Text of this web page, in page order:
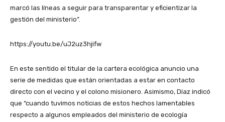
marcó las líneas a seguir para transparentar y eficientizar la
gestión del ministerio”.
https://youtu.be/uJ2uz3hjifw
En este sentido el titular de la cartera ecológica anuncio una
serie de medidas que están orientadas a estar en contacto
directo con el vecino y el colono misionero. Asimismo, Díaz indicó
que “cuando tuvimos noticias de estos hechos lamentables
respecto a algunos empleados del ministerio de ecología